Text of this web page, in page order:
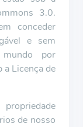
3.0.
conceder
e sem
por
a Licença de
de nosso